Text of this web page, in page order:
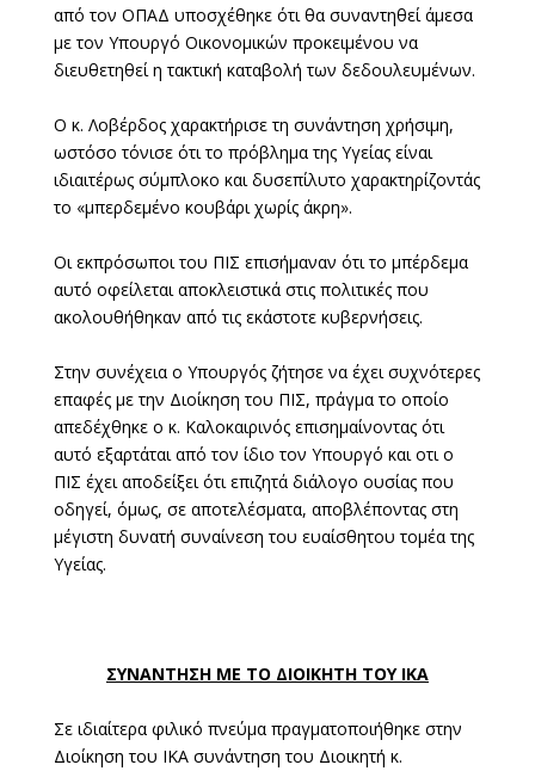
από τον ΟΠΑΔ υποσχέθηκε ότι θα συναντηθεί άμεσα
με τον Υπουργό Οικονομικών προκειμένου να
διευθετηθεί η τακτική καταβολή των δεδουλευμένων.
Ο κ. Λοβέρδος χαρακτήρισε τη συνάντηση χρήσιμη,
ωστόσο τόνισε ότι το πρόβλημα της Υγείας είναι
ιδιαιτέρως σύμπλοκο και δυσεπίλυτο χαρακτηρίζοντάς
το «μπερδεμένο κουβάρι χωρίς άκρη».
Οι εκπρόσωποι του ΠΙΣ επισήμαναν ότι το μπέρδεμα
αυτό οφείλεται αποκλειστικά στις πολιτικές που
ακολουθήθηκαν από τις εκάστοτε κυβερνήσεις.
Στην συνέχεια ο Υπουργός ζήτησε να έχει συχνότερες
επαφές με την Διοίκηση του ΠΙΣ, πράγμα το οποίο
απεδέχθηκε ο κ. Καλοκαιρινός επισημαίνοντας ότι
αυτό εξαρτάται από τον ίδιο τον Υπουργό και οτι ο
ΠΙΣ έχει αποδείξει ότι επιζητά διάλογο ουσίας που
οδηγεί, όμως, σε αποτελέσματα, αποβλέποντας στη
μέγιστη δυνατή συναίνεση του ευαίσθητου τομέα της
Υγείας.
ΣΥΝΑΝΤΗΣΗ ΜΕ ΤΟ ΔΙΟΙΚΗΤΗ ΤΟΥ ΙΚΑ
Σε ιδιαίτερα φιλικό πνεύμα πραγματοποιήθηκε στην
Διοίκηση του ΙΚΑ συνάντηση του Διοικητή κ.